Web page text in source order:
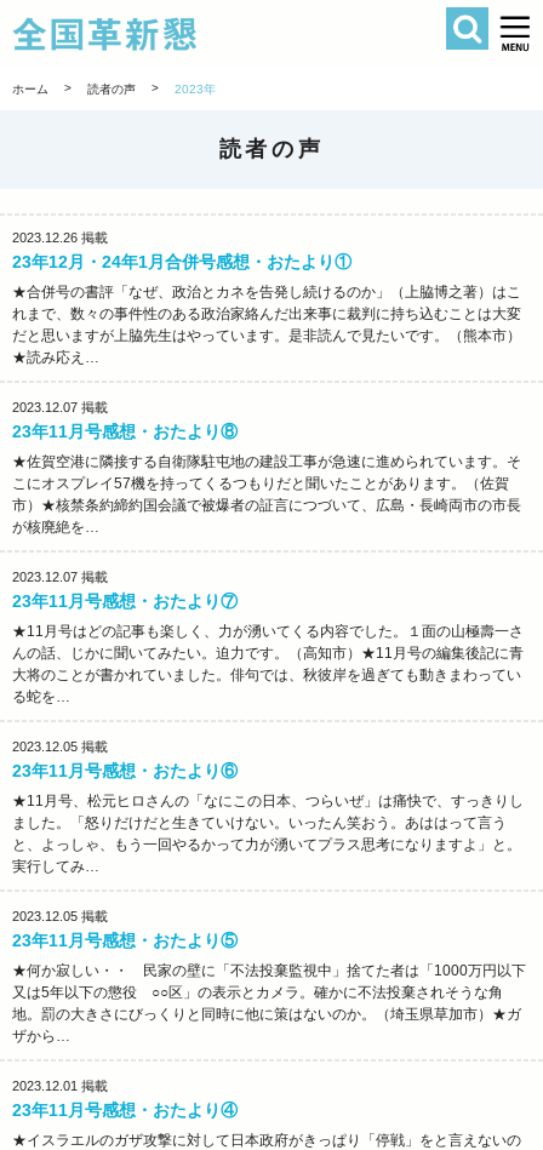
全国革新懇
検索
ホーム > 読者の声 > 2023年
読者の声
2023.12.26 掲載
23年12月・24年1月合併号感想・おたより①
★合併号の書評「なぜ、政治とカネを告発し続けるのか」（上脇博之著）はこ
れまで、数々の事件性のある政治家絡んだ出来事に裁判に持ち込むことは大変
だと思いますが上脇先生はやっています。是非読んで見たいです。（熊本市）
★読み応え…
2023.12.07 掲載
23年11月号感想・おたより⑧
★佐賀空港に隣接する自衛隊駐屯地の建設工事が急速に進められています。そ
こにオスプレイ57機を持ってくるつもりだと聞いたことがあります。（佐賀
市）★核禁条約締約国会議で被爆者の証言につづいて、広島・長崎両市の市長
が核廃絶を…
2023.12.07 掲載
23年11月号感想・おたより⑦
★11月号はどの記事も楽しく、力が湧いてくる内容でした。１面の山極壽一さ
んの話、じかに聞いてみたい。迫力です。（高知市）★11月号の編集後記に青
大将のことが書かれていました。俳句では、秋彼岸を過ぎても動きまわってい
る蛇を…
2023.12.05 掲載
23年11月号感想・おたより⑥
★11月号、松元ヒロさんの「なにこの日本、つらいぜ」は痛快で、すっきりし
ました。「怒りだけだと生きていけない。いったん笑おう。あははって言う
と、よっしゃ、もう一回やるかって力が湧いてプラス思考になりますよ」と。
実行してみ…
2023.12.05 掲載
23年11月号感想・おたより⑤
★何か寂しい・・ 民家の壁に「不法投棄監視中」捨てた者は「1000万円以下
又は5年以下の懲役 ○○区」の表示とカメラ。確かに不法投棄されそうな角
地。罰の大きさにびっくりと同時に他に策はないのか。（埼玉県草加市）★ガ
ザから…
2023.12.01 掲載
23年11月号感想・おたより④
★イスラエルのガザ攻撃に対して日本政府がきっぱり「停戦」をと言えないの